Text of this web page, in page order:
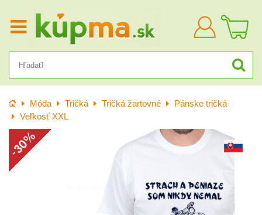
Prihlásiť
sa
Úvod Móda Tričká Tričká žartovné
Pánske tričká
Veľkosť XXL